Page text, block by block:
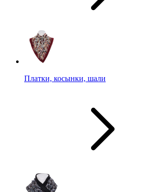
Платки, косынки, шали